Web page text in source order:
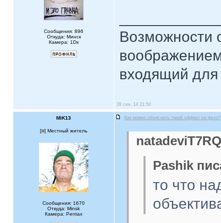
Сообщения: 896
Откуда: Минск
Камера: 1Dx
Возможности
входящий
28 сен, 14 21:50
MiK13 Как можно объяснить такой эффект на фото?
[ ] Местный житель
Сообщения: 1670
Откуда: Minsk
Камера: Pentax
Pashik
то что